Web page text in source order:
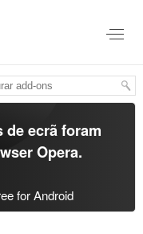
de ecrã foram
Opera.
for Android